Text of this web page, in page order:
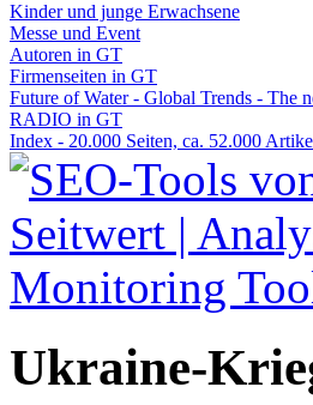
Kinder und junge Erwachsene
Messe und Event
Autoren in GT
Firmenseiten in GT
Future of Water - Global Trends - The
RADIO in GT
Index - 20.000 Seiten, ca. 52.000
Ukraine-